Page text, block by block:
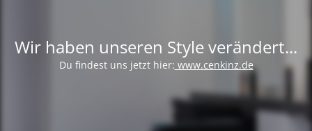
Wir haben unseren Style verändert...
Du findest uns jetzt hier: www.cenkinz.de